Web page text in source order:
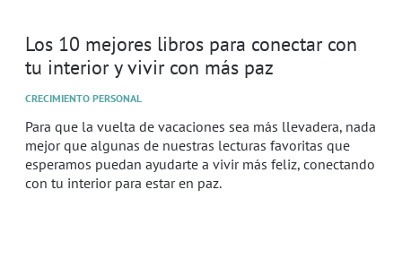
Los 10 mejores libros para conectar con
tu interior y vivir con más paz
CRECIMIENTO PERSONAL
Para que la vuelta de vacaciones sea más llevadera, nada
mejor que algunas de nuestras lecturas favoritas que
esperamos puedan ayudarte a vivir más feliz, conectando
con tu interior para estar en paz.